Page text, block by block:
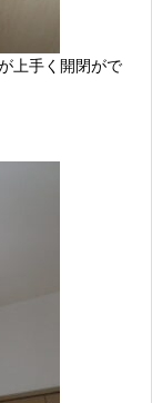
上手く開閉がで